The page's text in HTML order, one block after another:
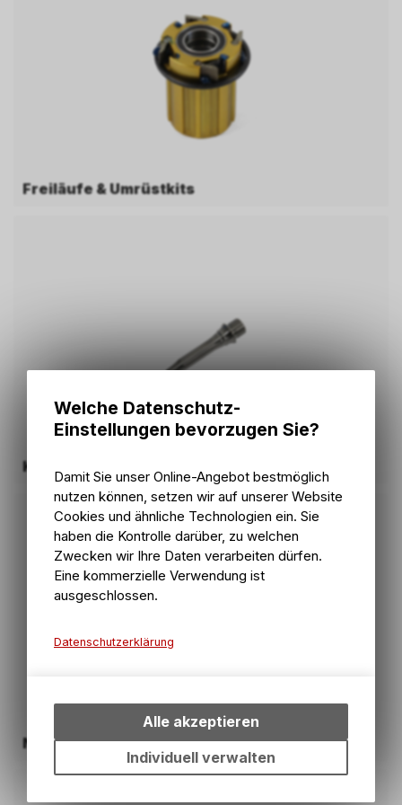
Freiläufe & Umrüstkits
Kleinteile
Naben
Welche Datenschutz-
Einstellungen bevorzugen Sie?
Damit Sie unser Online-Angebot bestmöglich
nutzen können, setzen wir auf unserer Website
Cookies und ähnliche Technologien ein. Sie
haben die Kontrolle darüber, zu welchen
Zwecken wir Ihre Daten verarbeiten dürfen.
Eine kommerzielle Verwendung ist
ausgeschlossen.
Datenschutzerklärung
bestimmte Interaktionen und
Einstellungen auf Ihrem Gerät,
um die grundlegenden
Funktionen unseres Online-
Alle akzeptieren
Individuell verwalten